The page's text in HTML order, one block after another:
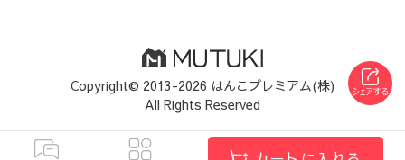
Copyright© 2013-2026 はんこプレミアム(株)
All Rights Reserved